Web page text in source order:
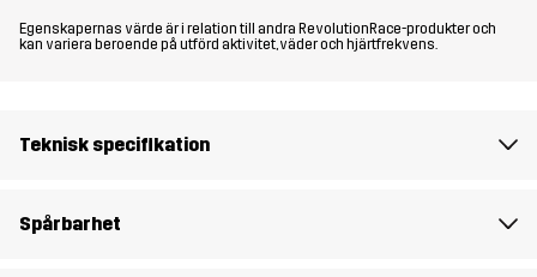
Material 2 88% Polyamid, 12% Elastan
Egenskapernas värde är i relation till andra RevolutionRace-produkter och
kan variera beroende på utförd aktivitet, väder och hjärtfrekvens.
Teknisk specifikation
Spårbarhet